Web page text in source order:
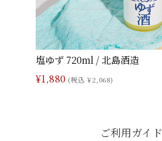
塩ゆず 720ml / 北島酒造
¥1,880 (税込 ¥2,068)
ご利用ガイド